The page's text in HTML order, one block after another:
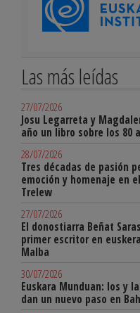
Las más leídas
27/07/2026
Josu Legarreta y
año un libro sobre los 80
28/07/2026
Tres décadas de pasión
emoción y homenaje en
Trelew
27/07/2026
El donostiarra Beñat
primer escritor en
Malba
30/07/2026
Euskara Munduan: los y
dan un nuevo paso en